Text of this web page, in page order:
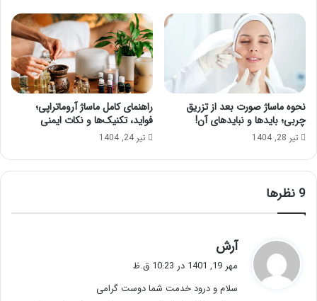
نحوه ماساژ صورت بعد از تزریق
چربی؛ بایدها و نبایدهای آن!
تیر 28, 1404
راهنمای کامل ماساژ آروماتراپی؛
فواید، تکنیک‌ها و نکات ایمنی
تیر 24, 1404
‫9 نظرها
آرش
ف
:
مهر 19, 1401 در 10:23 ق.ظ
سلام و درود خدمت شما دوست گرامی